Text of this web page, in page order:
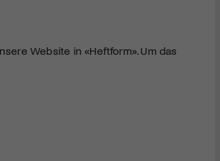
Website in «Heftform». Um das